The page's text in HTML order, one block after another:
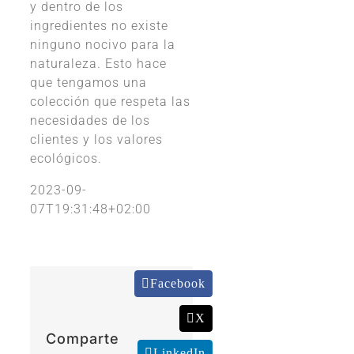
y dentro de los
ingredientes no existe
ninguno nocivo para la
naturaleza. Esto hace
que tengamos una
colección que respeta las
necesidades de los
clientes y los valores
ecológicos.
2023-09-
07T19:31:48+02:00
Comparte
Facebook
X